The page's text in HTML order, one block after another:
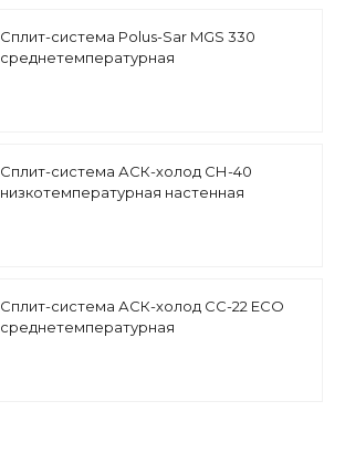
Сплит-система Polus-Sar MGS 330
среднетемпературная
Сплит-система АСК-холод СН-40
низкотемпературная настенная
Сплит-система АСК-холод СС-22 ECO
среднетемпературная